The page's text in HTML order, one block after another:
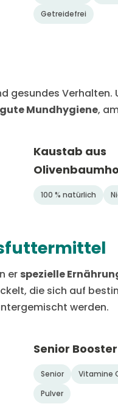
Getreidefrei
gesundes
gute Mundhygiene,
Kaustab aus
100 % natürlich
er spezielle
die sich auf
werden.
Senior Booster
Senior Vitamine
Pulver